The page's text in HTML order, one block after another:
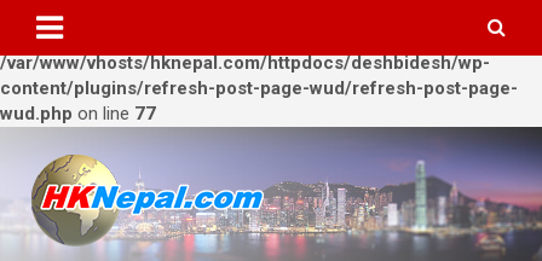
Warning
: Trying to access array offset on value of type bool in
/var/www/vhosts/hknepal.com/httpdocs/deshbidesh/wp-
content/plugins/refresh-post-page-wud/refresh-post-page-
wud.php on line 77
content